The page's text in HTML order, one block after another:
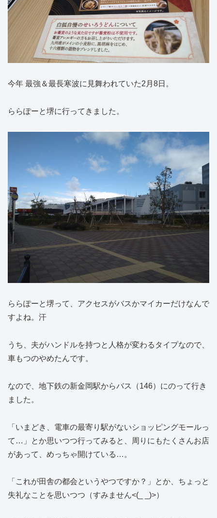
今年 最強＆最長寒波に見舞われていた2月8日。
ららぽーと堺に行ってきました。
ららぽーと堺って、アクセスがバスかマイカーだけなんで
すよね。汗
うち、夫がハンドルを持つと人格が変わるタイプなので、
車もつのやめたんです。
なので、地下鉄の新金岡駅からバス（146）にのって行き
ました。
「いまどき、電車の最寄り駅がないショッピングモールっ
て…」とか思いつつ行ってみると、周りにもたくさんお店
があって、めっちゃ開けている…。
「これが田舎の都会というやつですか？」とか、ちょっと
失礼なことを思いつつ（すみません<(_ _)>）